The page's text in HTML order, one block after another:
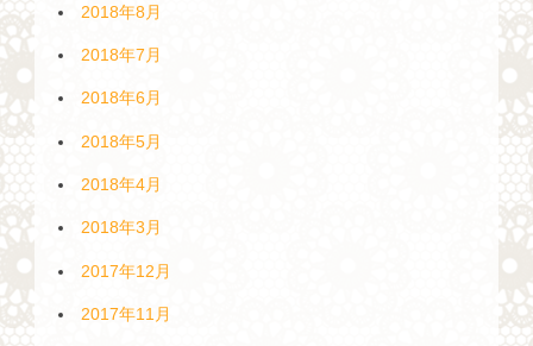
2018年8月
2018年7月
2018年6月
2018年5月
2018年4月
2018年3月
2017年12月
2017年11月